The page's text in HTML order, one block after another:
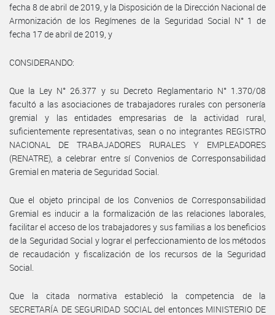
fecha 8 de abril de 2019, y la Disposición de la Dirección Nacional de
Armonización de los Regímenes de la Seguridad Social N° 1 de
fecha 17 de abril de 2019, y
CONSIDERANDO:
Que la Ley N° 26.377 y su Decreto Reglamentario N° 1.370/08
facultó a las asociaciones de trabajadores rurales con personería
gremial y las entidades empresarias de la actividad rural,
suficientemente representativas, sean o no integrantes REGISTRO
NACIONAL DE TRABAJADORES RURALES Y EMPLEADORES
(RENATRE), a celebrar entre sí Convenios de Corresponsabilidad
Gremial en materia de Seguridad Social.
Que el objeto principal de los Convenios de Corresponsabilidad
Gremial es inducir a la formalización de las relaciones laborales,
facilitar el acceso de los trabajadores y sus familias a los beneficios
de la Seguridad Social y lograr el perfeccionamiento de los métodos
de recaudación y fiscalización de los recursos de la Seguridad
Social.
Que la citada normativa estableció la competencia de la
SECRETARÍA DE SEGURIDAD SOCIAL del entonces MINISTERIO DE